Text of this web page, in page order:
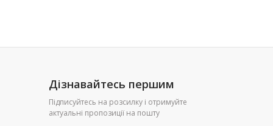
Дізнавайтесь першим
Підписуйтесь на розсилку і отримуйте
актуальні пропозиції на пошту